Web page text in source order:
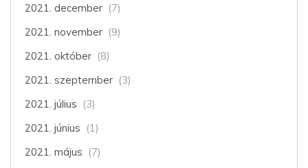
2021. december (7)
2021. november (9)
2021. október (8)
2021. szeptember (3)
2021. július (3)
2021. június (1)
2021. május (7)